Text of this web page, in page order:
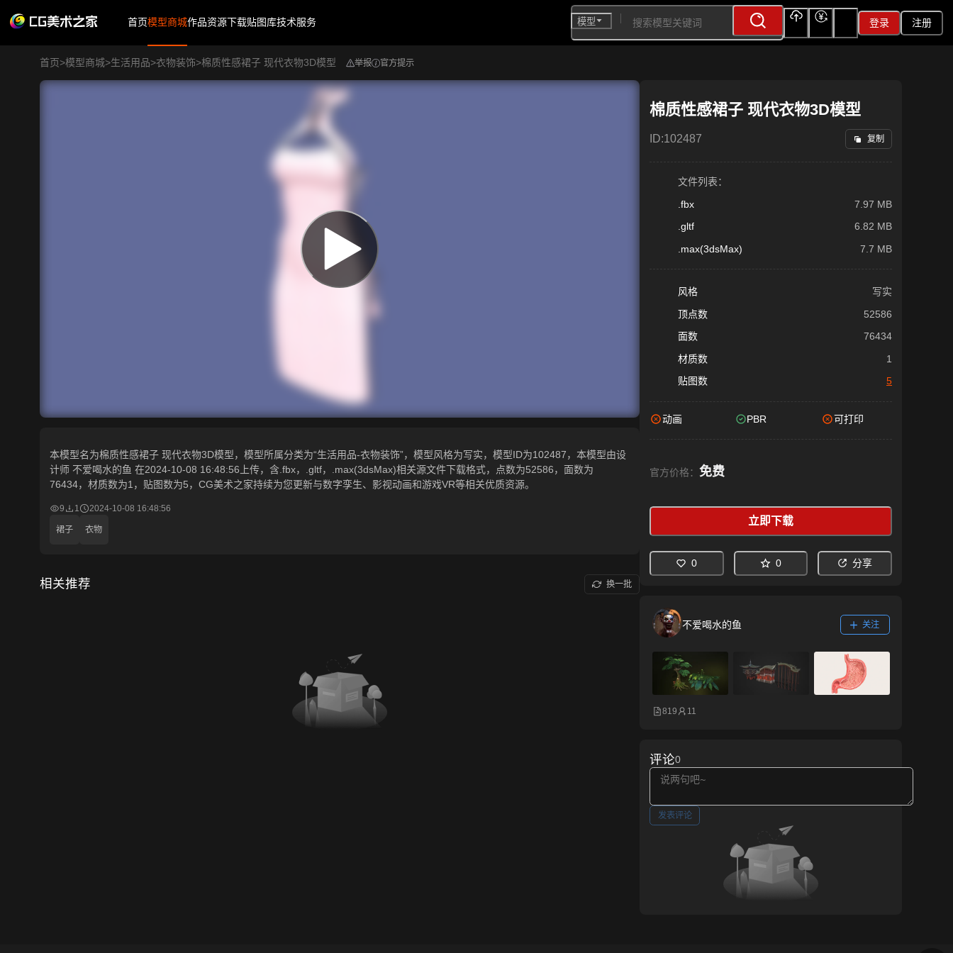
首页模型商城作品资源下载贴图库技术服务
模型
登录 注册
首页>模型商城>生活用品>衣物装饰>棉质性感裙子 现代衣物3D模型 举报 官方提示
本模型名为棉质性感裙子 现代衣物3D模型，模型所属分类为“生活用品-衣物装饰”，模型风格为写实，模型ID为102487，本模型由设
计师 不爱喝水的鱼 在2024-10-08 16:48:56上传，含.fbx，.gltf，.max(3dsMax)相关源文件下载格式，点数为52586，面数为
76434，材质数为1，贴图数为5，CG美术之家持续为您更新与数字孪生、影视动画和游戏VR等相关优质资源。
9 1 2024-10-08 16:48:56
裙子 衣物
相关推荐 换一批
棉质性感裙子 现代衣物3D模型
ID:102487 复制
文件列表：
.fbx
7.97 MB
.gltf
6.82 MB
.max(3dsMax)
7.7 MB
风格
写实
顶点数
52586
面数
76434
材质数
1
贴图数
5
动画 PBR 可打印
官方价格： 免费
立即下载
0 0 分享
不爱喝水的鱼 关注
819 11
评论0
发表评论